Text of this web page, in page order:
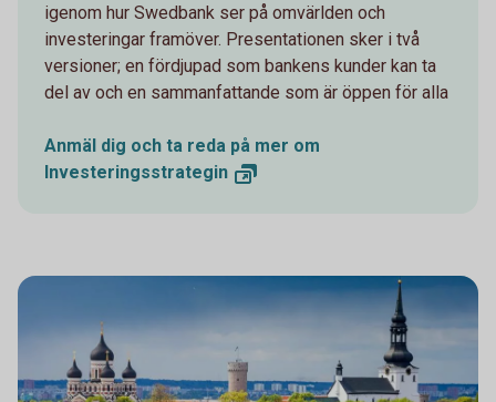
igenom hur Swedbank ser på omvärlden och
investeringar framöver. Presentationen sker i två
versioner; en fördjupad som bankens kunder kan ta
del av och en sammanfattande som är öppen för alla
Anmäl dig och ta reda på mer om
Investeringsstrategin